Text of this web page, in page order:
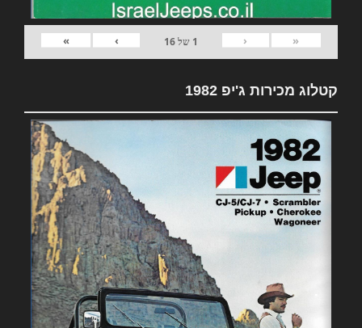
«
‹
1 של16
›
»
קטלוג מכירות ג'יפ 1982